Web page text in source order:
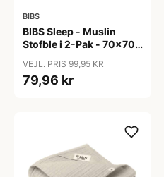
BIBS
BIBS Sleep - Muslin
Stofble i 2-Pak - 70x70
VEJL. PRIS 99,95 KR
79,96 kr